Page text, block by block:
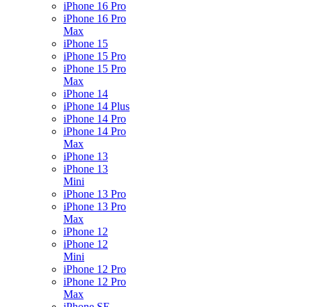
iPhone 16 Pro
iPhone 16 Pro
Max
iPhone 15
iPhone 15 Pro
iPhone 15 Pro
Max
iPhone 14
iPhone 14 Plus
iPhone 14 Pro
iPhone 14 Pro
Max
iPhone 13
iPhone 13
Mini
iPhone 13 Pro
iPhone 13 Pro
Max
iPhone 12
iPhone 12
Mini
iPhone 12 Pro
iPhone 12 Pro
Max